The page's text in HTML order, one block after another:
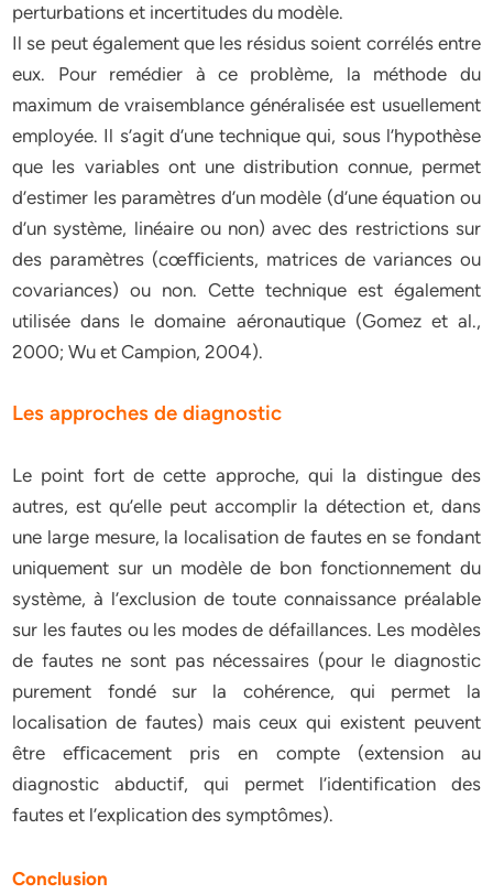
perturbations et incertitudes du modèle.
Il se peut également que les résidus soient corrélés entre
eux. Pour remédier à ce problème, la méthode du
maximum de vraisemblance généralisée est usuellement
employée. Il s’agit d’une technique qui, sous l’hypothèse
que les variables ont une distribution connue, permet
d’estimer les paramètres d’un modèle (d’une équation ou
d’un système, linéaire ou non) avec des restrictions sur
des paramètres (cœﬃcients, matrices de variances ou
covariances) ou non. Cette technique est également
utilisée dans le domaine aéronautique (Gomez et al.,
2000; Wu et Campion, 2004).
Les approches de diagnostic
Le point fort de cette approche, qui la distingue des
autres, est qu’elle peut accomplir la détection et, dans
une large mesure, la localisation de fautes en se fondant
uniquement sur un modèle de bon fonctionnement du
système, à l’exclusion de toute connaissance préalable
sur les fautes ou les modes de défaillances. Les modèles
de fautes ne sont pas nécessaires (pour le diagnostic
purement fondé sur la cohérence, qui permet la
localisation de fautes) mais ceux qui existent peuvent
être eﬃcacement pris en compte (extension au
diagnostic abductif, qui permet l’identification des
fautes et l’explication des symptômes).
Conclusion